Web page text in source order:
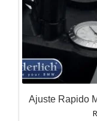
Ajuste Rapido